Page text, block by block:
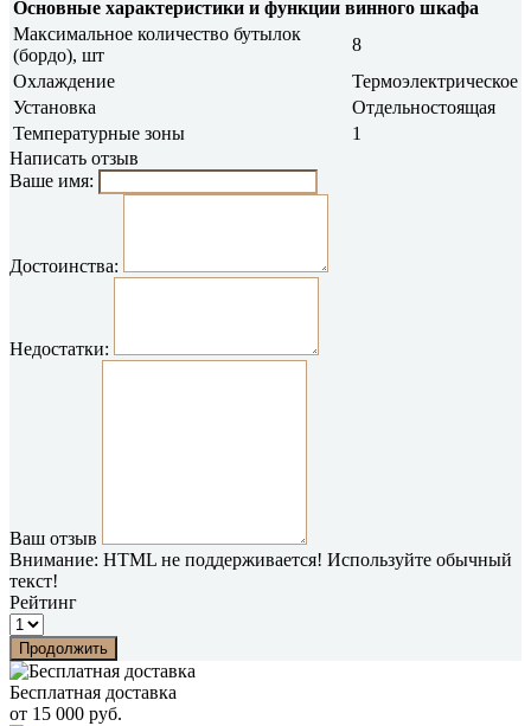
Основные характеристики и функции винного шкафа
Максимальное количество бутылок
(бордо), шт
8
Охлаждение
Термоэлектрическое
Установка
Отдельностоящая
Температурные зоны
1
Написать отзыв
Ваше имя:
Достоинства:
Недостатки:
Ваш отзыв
Внимание: HTML не поддерживается! Используйте обычный
текст!
Рейтинг
Продолжить
Бесплатная доставка
от 15 000 руб.